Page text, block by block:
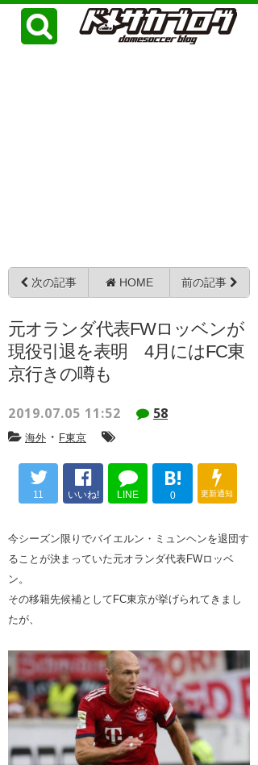
次の記事 HOME 前の記事
元オランダ代表FWロッベンが
現役引退を表明 4月にはFC東
京行きの噂も
2019.07.05 11:52 58
海外 ・ F東京
11 いいね! LINE
B!
0 更新通知
今シーズン限りでバイエルン・ミュンヘンを退団す
ることが決まっていた元オランダ代表FWロッベ
ン。
その移籍先候補としてFC東京が挙げられてきまし
たが、